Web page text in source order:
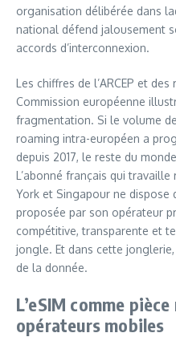
organisation délibérée dans
national défend jalousement
accords d’interconnexion.
Les chiffres de l’ARCEP et
Commission européenne
fragmentation. Si le volume
roaming intra-européen a
depuis 2017, le reste du
L’abonné français qui
York et Singapour ne dispose
proposée par son opérateur
compétitive, transparente et
jongle. Et dans cette
de la donnée.
L’eSIM comme
opérateurs mobiles